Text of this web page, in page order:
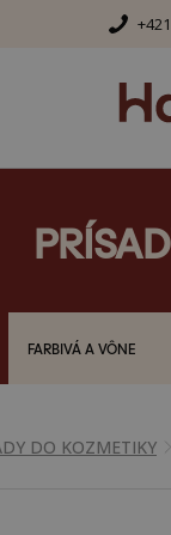
FARBIVÁ A VÔNE
DO KOZMETIKY